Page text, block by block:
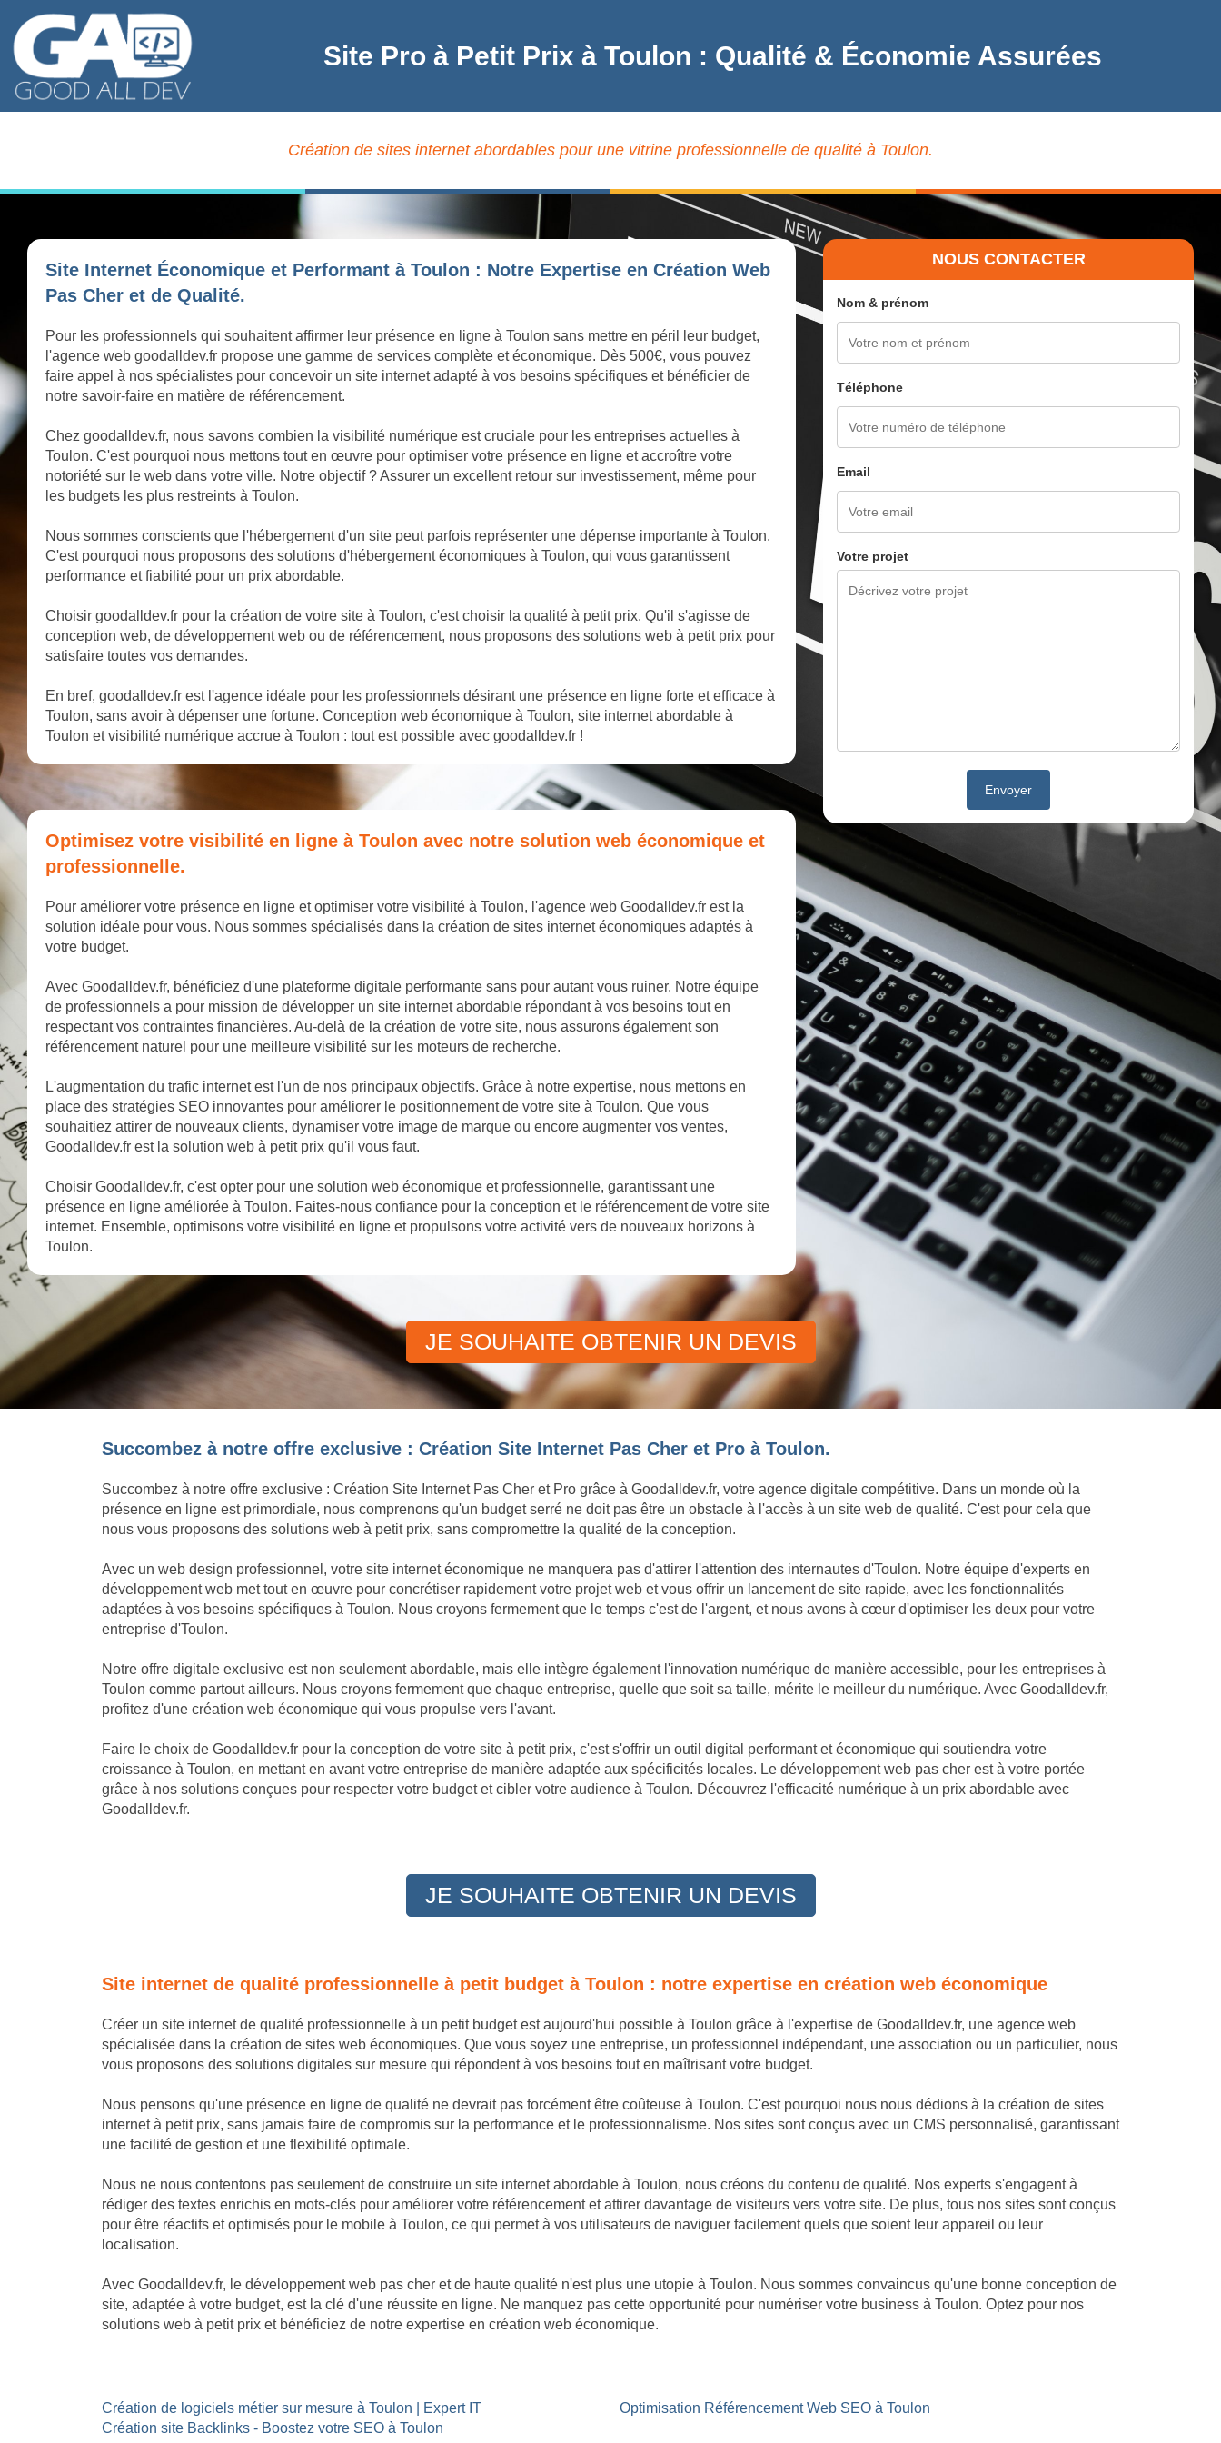
Site Pro à Petit Prix à Toulon : Qualité & Économie Assurées
Création de sites internet abordables pour une vitrine professionnelle de qualité à Toulon.
Site Internet Économique et Performant à Toulon : Notre Expertise en Création Web
Pas Cher et de Qualité.
Pour les professionnels qui souhaitent affirmer leur présence en ligne à Toulon sans mettre en péril leur budget,
l'agence web goodalldev.fr propose une gamme de services complète et économique. Dès 500€, vous pouvez
faire appel à nos spécialistes pour concevoir un site internet adapté à vos besoins spécifiques et bénéficier de
notre savoir-faire en matière de référencement.
Chez goodalldev.fr, nous savons combien la visibilité numérique est cruciale pour les entreprises actuelles à
Toulon. C'est pourquoi nous mettons tout en œuvre pour optimiser votre présence en ligne et accroître votre
notoriété sur le web dans votre ville. Notre objectif ? Assurer un excellent retour sur investissement, même pour
les budgets les plus restreints à Toulon.
Nous sommes conscients que l'hébergement d'un site peut parfois représenter une dépense importante à Toulon.
C'est pourquoi nous proposons des solutions d'hébergement économiques à Toulon, qui vous garantissent
performance et fiabilité pour un prix abordable.
Choisir goodalldev.fr pour la création de votre site à Toulon, c'est choisir la qualité à petit prix. Qu'il s'agisse de
conception web, de développement web ou de référencement, nous proposons des solutions web à petit prix pour
satisfaire toutes vos demandes.
En bref, goodalldev.fr est l'agence idéale pour les professionnels désirant une présence en ligne forte et efficace à
Toulon, sans avoir à dépenser une fortune. Conception web économique à Toulon, site internet abordable à
Toulon et visibilité numérique accrue à Toulon : tout est possible avec goodalldev.fr !
Optimisez votre visibilité en ligne à Toulon avec notre solution web économique et
professionnelle.
Pour améliorer votre présence en ligne et optimiser votre visibilité à Toulon, l'agence web Goodalldev.fr est la
solution idéale pour vous. Nous sommes spécialisés dans la création de sites internet économiques adaptés à
votre budget.
Avec Goodalldev.fr, bénéficiez d'une plateforme digitale performante sans pour autant vous ruiner. Notre équipe
de professionnels a pour mission de développer un site internet abordable répondant à vos besoins tout en
respectant vos contraintes financières. Au-delà de la création de votre site, nous assurons également son
référencement naturel pour une meilleure visibilité sur les moteurs de recherche.
L'augmentation du trafic internet est l'un de nos principaux objectifs. Grâce à notre expertise, nous mettons en
place des stratégies SEO innovantes pour améliorer le positionnement de votre site à Toulon. Que vous
souhaitiez attirer de nouveaux clients, dynamiser votre image de marque ou encore augmenter vos ventes,
Goodalldev.fr est la solution web à petit prix qu'il vous faut.
Choisir Goodalldev.fr, c'est opter pour une solution web économique et professionnelle, garantissant une
présence en ligne améliorée à Toulon. Faites-nous confiance pour la conception et le référencement de votre site
internet. Ensemble, optimisons votre visibilité en ligne et propulsons votre activité vers de nouveaux horizons à
Toulon.
NOUS CONTACTER
Nom & prénom
Téléphone
Email
Votre projet
JE SOUHAITE OBTENIR UN DEVIS
Succombez à notre offre exclusive : Création Site Internet Pas Cher et Pro à Toulon.
Succombez à notre offre exclusive : Création Site Internet Pas Cher et Pro grâce à Goodalldev.fr, votre agence digitale compétitive. Dans un monde où la
présence en ligne est primordiale, nous comprenons qu'un budget serré ne doit pas être un obstacle à l'accès à un site web de qualité. C'est pour cela que
nous vous proposons des solutions web à petit prix, sans compromettre la qualité de la conception.
Avec un web design professionnel, votre site internet économique ne manquera pas d'attirer l'attention des internautes d'Toulon. Notre équipe d'experts en
développement web met tout en œuvre pour concrétiser rapidement votre projet web et vous offrir un lancement de site rapide, avec les fonctionnalités
adaptées à vos besoins spécifiques à Toulon. Nous croyons fermement que le temps c'est de l'argent, et nous avons à cœur d'optimiser les deux pour votre
entreprise d'Toulon.
Notre offre digitale exclusive est non seulement abordable, mais elle intègre également l'innovation numérique de manière accessible, pour les entreprises à
Toulon comme partout ailleurs. Nous croyons fermement que chaque entreprise, quelle que soit sa taille, mérite le meilleur du numérique. Avec Goodalldev.fr,
profitez d'une création web économique qui vous propulse vers l'avant.
Faire le choix de Goodalldev.fr pour la conception de votre site à petit prix, c'est s'offrir un outil digital performant et économique qui soutiendra votre
croissance à Toulon, en mettant en avant votre entreprise de manière adaptée aux spécificités locales. Le développement web pas cher est à votre portée
grâce à nos solutions conçues pour respecter votre budget et cibler votre audience à Toulon. Découvrez l'efficacité numérique à un prix abordable avec
Goodalldev.fr.
JE SOUHAITE OBTENIR UN DEVIS
Site internet de qualité professionnelle à petit budget à Toulon : notre expertise en création web économique
Créer un site internet de qualité professionnelle à un petit budget est aujourd'hui possible à Toulon grâce à l'expertise de Goodalldev.fr, une agence web
spécialisée dans la création de sites web économiques. Que vous soyez une entreprise, un professionnel indépendant, une association ou un particulier, nous
vous proposons des solutions digitales sur mesure qui répondent à vos besoins tout en maîtrisant votre budget.
Nous pensons qu'une présence en ligne de qualité ne devrait pas forcément être coûteuse à Toulon. C'est pourquoi nous nous dédions à la création de sites
internet à petit prix, sans jamais faire de compromis sur la performance et le professionnalisme. Nos sites sont conçus avec un CMS personnalisé, garantissant
une facilité de gestion et une flexibilité optimale.
Nous ne nous contentons pas seulement de construire un site internet abordable à Toulon, nous créons du contenu de qualité. Nos experts s'engagent à
rédiger des textes enrichis en mots-clés pour améliorer votre référencement et attirer davantage de visiteurs vers votre site. De plus, tous nos sites sont conçus
pour être réactifs et optimisés pour le mobile à Toulon, ce qui permet à vos utilisateurs de naviguer facilement quels que soient leur appareil ou leur
localisation.
Avec Goodalldev.fr, le développement web pas cher et de haute qualité n'est plus une utopie à Toulon. Nous sommes convaincus qu'une bonne conception de
site, adaptée à votre budget, est la clé d'une réussite en ligne. Ne manquez pas cette opportunité pour numériser votre business à Toulon. Optez pour nos
solutions web à petit prix et bénéficiez de notre expertise en création web économique.
Création de logiciels métier sur mesure à Toulon | Expert IT
Création site Backlinks - Boostez votre SEO à Toulon
Optimisation Référencement Web SEO à Toulon